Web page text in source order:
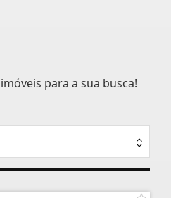
imóveis para a sua busca!